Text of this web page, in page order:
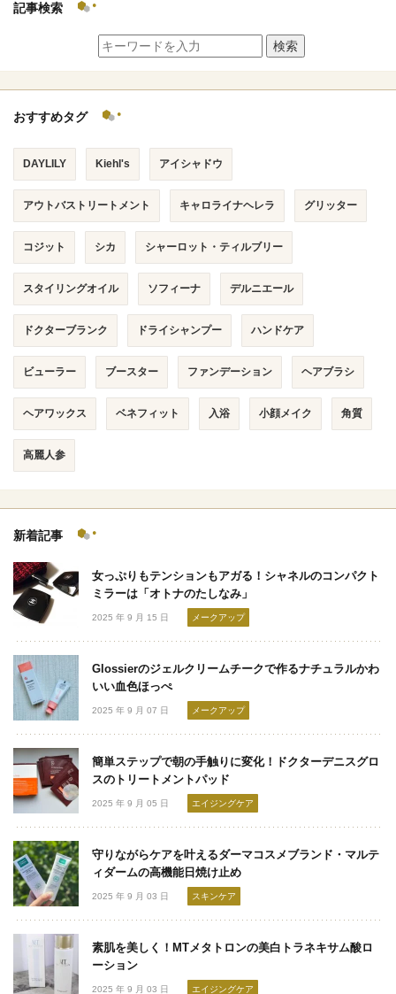
記事検索
検索
おすすめタグ
DAYLILY Kiehl's アイシャドウ
アウトバストリートメント キャロライナヘレラ グリッター
コジット シカ シャーロット・ティルブリー
スタイリングオイル ソフィーナ デルニエール
ドクターブランク ドライシャンプー ハンドケア
ビューラー ブースター ファンデーション ヘアブラシ
ヘアワックス ベネフィット 入浴 小顔メイク 角質
高麗人参
新着記事
女っぷりもテンションもアガる！シャネルのコンパクト
ミラーは「オトナのたしなみ」
2025 年 9 月 15 日 メークアップ
Glossierのジェルクリームチークで作るナチュラルかわ
いい血色ほっぺ
2025 年 9 月 07 日 メークアップ
簡単ステップで朝の手触りに変化！ドクターデニスグロ
スのトリートメントパッド
2025 年 9 月 05 日 エイジングケア
守りながらケアを叶えるダーマコスメブランド・マルテ
ィダームの高機能日焼け止め
2025 年 9 月 03 日 スキンケア
素肌を美しく！MTメタトロンの美白トラネキサム酸ロ
ーション
2025 年 9 月 03 日 エイジングケア